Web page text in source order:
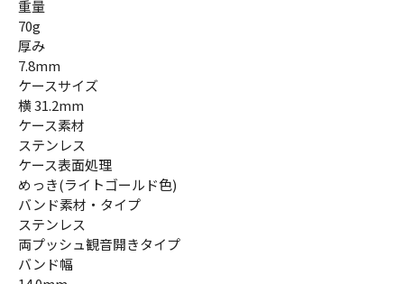
重量
70g
厚み
7.8mm
ケースサイズ
横 31.2mm
ケース素材
ステンレス
ケース表面処理
めっき(ライトゴールド色)
バンド素材・タイプ
ステンレス
両プッシュ観音開きタイプ
バンド幅